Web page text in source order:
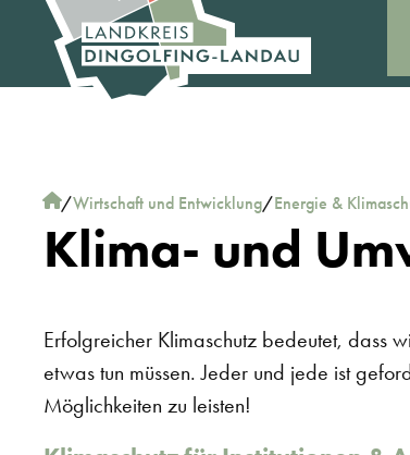
/Wirtschaft und Entwicklung/Energie &
Klima- und
Erfolgreicher Klimaschutz bedeutet, dass
etwas tun müssen. Jeder und jede ist
Möglichkeiten zu leisten!